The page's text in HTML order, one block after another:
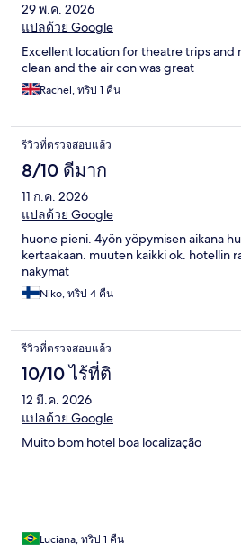
29 พ.ค. 2026
แปลด้วย Google
Excellent location for theatre trips and
clean and the air con was great
Rachel, ทริป 1 คืน
รีวิวที่ตรวจสอบแล้ว
8/10 ดีมาก
11 ก.ค. 2026
แปลด้วย Google
huone pieni. 4yön yöpymisen aikana
kertaakaan. muuten kaikki ok. hotellin
näkymät
Niko, ทริป 4 คืน
รีวิวที่ตรวจสอบแล้ว
10/10 ไร้ที่ติ
12 มี.ค. 2026
แปลด้วย Google
Muito bom hotel boa localização
Luciana, ทริป 1 คืน